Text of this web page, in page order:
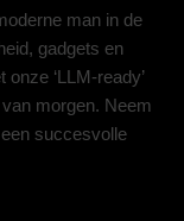
man in de
gadgets en
‘LLM-ready’
morgen. Neem
succesvolle